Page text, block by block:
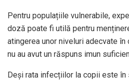
Pentru populațiile vulnerabile,
doză poate fi utilă pentru
atingerea unor niveluri adecvate
nu au avut un răspuns imun
Deși rata infecțiilor la copii este în